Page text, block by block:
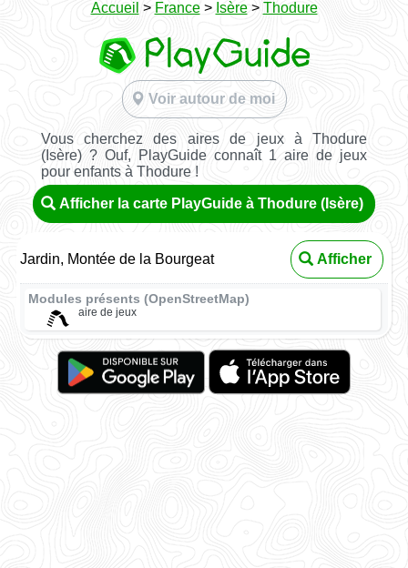
Accueil > France> Isère> Thodure
Voir autour de moi
Vous cherchez des aires de jeux à Thodure
(Isère) ? Ouf, PlayGuide connaît 1 aire de jeux
pour enfants à Thodure !
Afficher la carte PlayGuide à Thodure (Isère)
Jardin, Montée de la Bourgeat Afficher
Modules présents (OpenStreetMap)
aire de jeux